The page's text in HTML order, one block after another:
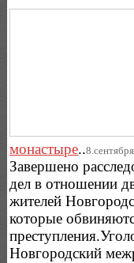
монастыре..
Завершено
дел в отношении
жителей
которые
Новгородский